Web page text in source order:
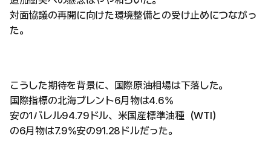
対面協議の再開に向けた環境整備との受け止めにつながっ
た。
こうした期待を背景に、国際原油相場は下落した。
国際指標の北海ブレント6月物は4.6%
安の1バレル94.79ドル、米国産標準油種（WTI）
の6月物は7.9%安の91.28ドルだった。